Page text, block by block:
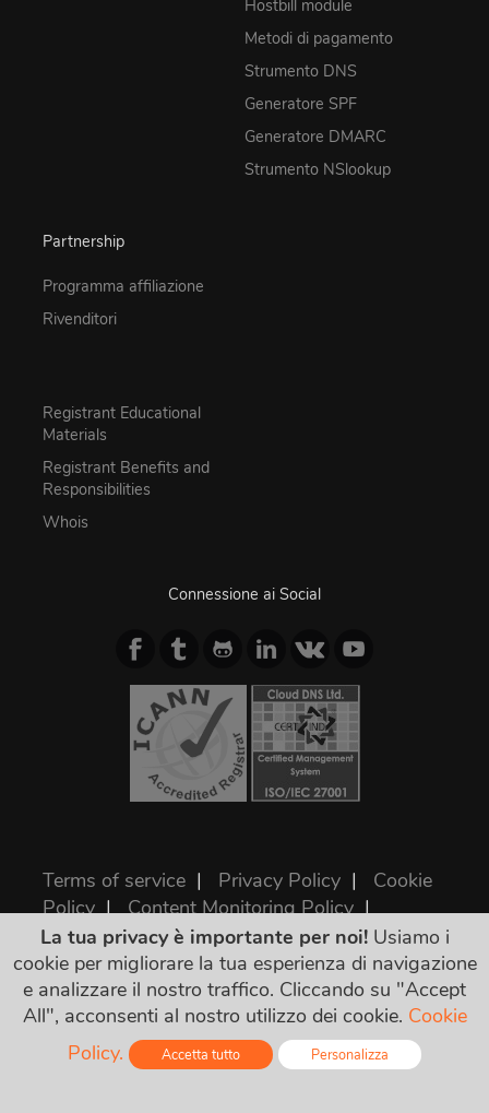
Hostbill module
Metodi di pagamento
Strumento DNS
Generatore SPF
Generatore DMARC
Strumento NSlookup
Partnership
Programma affiliazione
Rivenditori
Registrant Educational
Materials
Registrant Benefits and
Responsibilities
Whois
Connessione ai Social
Terms of service | Privacy Policy | Cookie
Policy|Content Monitoring Policy|
Licenze
©2026 ClouDNS
La tua privacy è importante per noi!Usiamo i
cookie per migliorare la tua esperienza di navigazione
e analizzare il nostro traffico. Cliccando su "Accept
All", acconsenti al nostro utilizzo dei cookie. Cookie
Policy.
Accetta tutto Personalizza